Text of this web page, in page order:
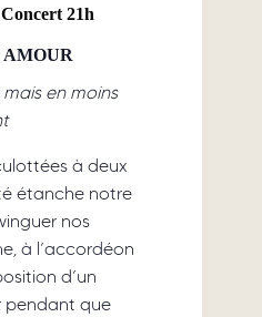
21h
AMOUR
en moins
à deux
étanche notre
nos
à l’accordéon
d’un
pendant que